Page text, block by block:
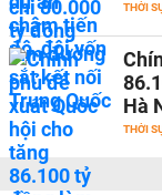
THỜI
Hà
THỜI